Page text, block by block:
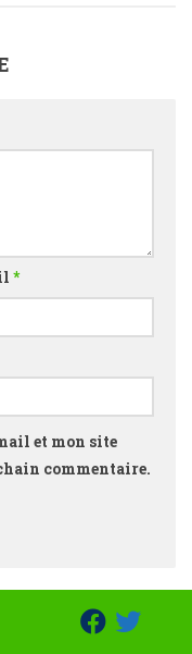
*
et mon site
commentaire.